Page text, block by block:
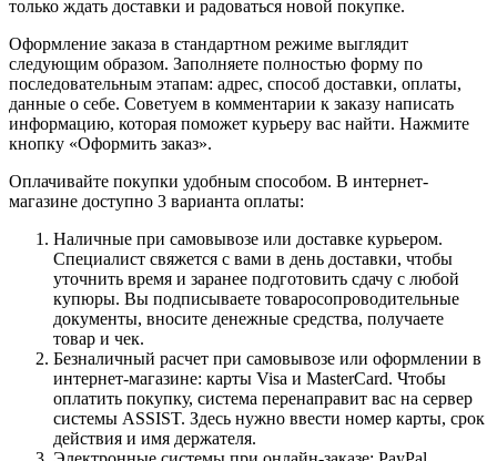
только ждать доставки и радоваться новой покупке.
Оформление заказа в стандартном режиме выглядит
следующим образом. Заполняете полностью форму по
последовательным этапам: адрес, способ доставки, оплаты,
данные о себе. Советуем в комментарии к заказу написать
информацию, которая поможет курьеру вас найти. Нажмите
кнопку «Оформить заказ».
Оплачивайте покупки удобным способом. В интернет-
магазине доступно 3 варианта оплаты:
Наличные при самовывозе или доставке курьером.
Специалист свяжется с вами в день доставки, чтобы
уточнить время и заранее подготовить сдачу с любой
купюры. Вы подписываете товаросопроводительные
документы, вносите денежные средства, получаете
товар и чек.
Безналичный расчет при самовывозе или оформлении в
интернет-магазине: карты Visa и MasterCard. Чтобы
оплатить покупку, система перенаправит вас на сервер
системы ASSIST. Здесь нужно ввести номер карты, срок
действия и имя держателя.